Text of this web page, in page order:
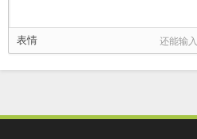
表情 还能输入